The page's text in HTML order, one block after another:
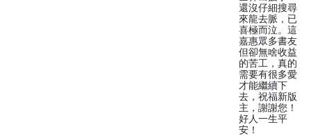
還沒仔細搜尋
來龍去脈，已
喜極而泣。這
嘉惠眾多書友
但卻無啥收益
的苦工，真的
需要有很多愛
才能繼續下
去，祝福新版
主，謝謝您！
好人一生平
安！